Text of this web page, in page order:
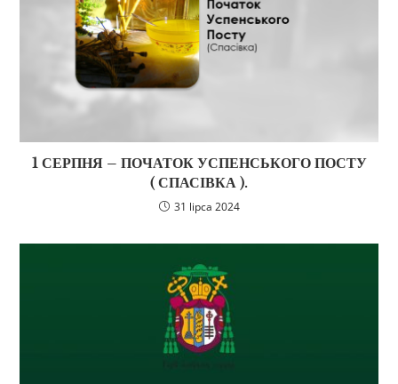
1 СЕРПНЯ – ПОЧАТОК УСПЕНСЬКОГО ПОСТУ
( СПАСІВКА ).
31 lipca 2024